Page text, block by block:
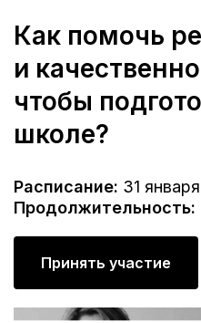
Как помочь
и
чтобы
школе?
Расписание: 31
Продолжительность:
Принять участие